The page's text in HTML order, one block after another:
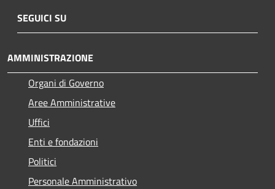
SEGUICI SU
AMMINISTRAZIONE
Organi di Governo
Aree Amministrative
Uffici
Enti e fondazioni
Politici
Personale Amministrativo